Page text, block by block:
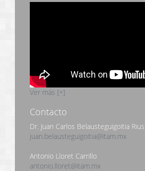
Ver más [+]
Contacto
Dr. Juan Carlos Belausteguigoitia Rius
juan.belausteguigoitia@itam.mx
Antonio Lloret Carrillo
antonio.lloret@itam.mx